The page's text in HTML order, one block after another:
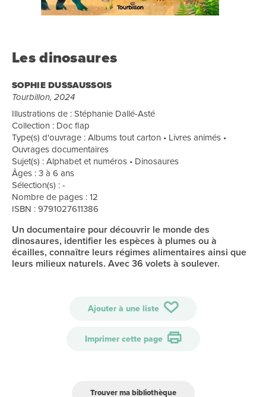
Les dinosaures
SOPHIE DUSSAUSSOIS
Tourbillon, 2024
Illustrations de : Stéphanie Dallé-Asté
Collection : Doc flap
Type(s) d'ouvrage : Albums tout carton • Livres animés •
Ouvrages documentaires
Sujet(s) : Alphabet et numéros • Dinosaures
Âges : 3 à 6 ans
Sélection(s) : -
Nombre de pages : 12
ISBN : 9791027611386
Un documentaire pour découvrir le monde des
dinosaures, identifier les espèces à plumes ou à
écailles, connaître leurs régimes alimentaires ainsi que
leurs milieux naturels. Avec 36 volets à soulever.
Ajouter à une liste
Imprimer cette page
Trouver ma bibliothèque